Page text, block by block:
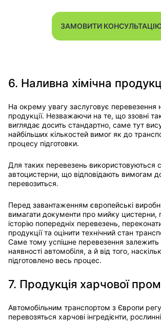
ЗАМОВИТИ
6. Наливна хімічна
На окрему увагу заслуговує перевезення
продукції. Незважаючи на те, що ззовні
виглядає досить стандартно, саме тут
найбільших кількостей вимог як до
процесу підготовки.
Для таких перевезень використовуються
автоцистерни, що відповідають вимогам
перевозиться.
Перед завантаженням європейські
вимагати документи про мийку цистерни,
історію попередніх перевезень,
продукції та оцінити технічний стан
Саме тому успішне перевезення залежить
наявності автомобіля, а й від того,
підготовлено весь процес.
7. Продукція харчової
Автомобільним транспортом з Європи
перевозяться харчові інгредієнти, рослинні